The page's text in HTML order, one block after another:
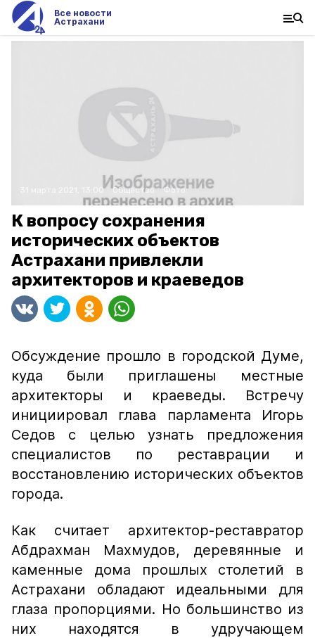
Все новости
Астрахани
31 марта 2021, 13:00 Общество Фото:
К вопросу сохранения
исторических объектов
Астрахани привлекли
архитекторов и краеведов
Обсуждение прошло в городской Думе,
куда были приглашены местные
архитекторы и краеведы. Встречу
инициировал глава парламента Игорь
Седов с целью узнать предложения
специалистов по реставрации и
восстановлению исторических объектов
города.
Как считает архитектор-реставратор
Абдрахман Махмудов, деревянные и
каменные дома прошлых столетий в
Астрахани обладают идеальными для
глаза пропорциями. Но большинство из
них находятся в удручающем